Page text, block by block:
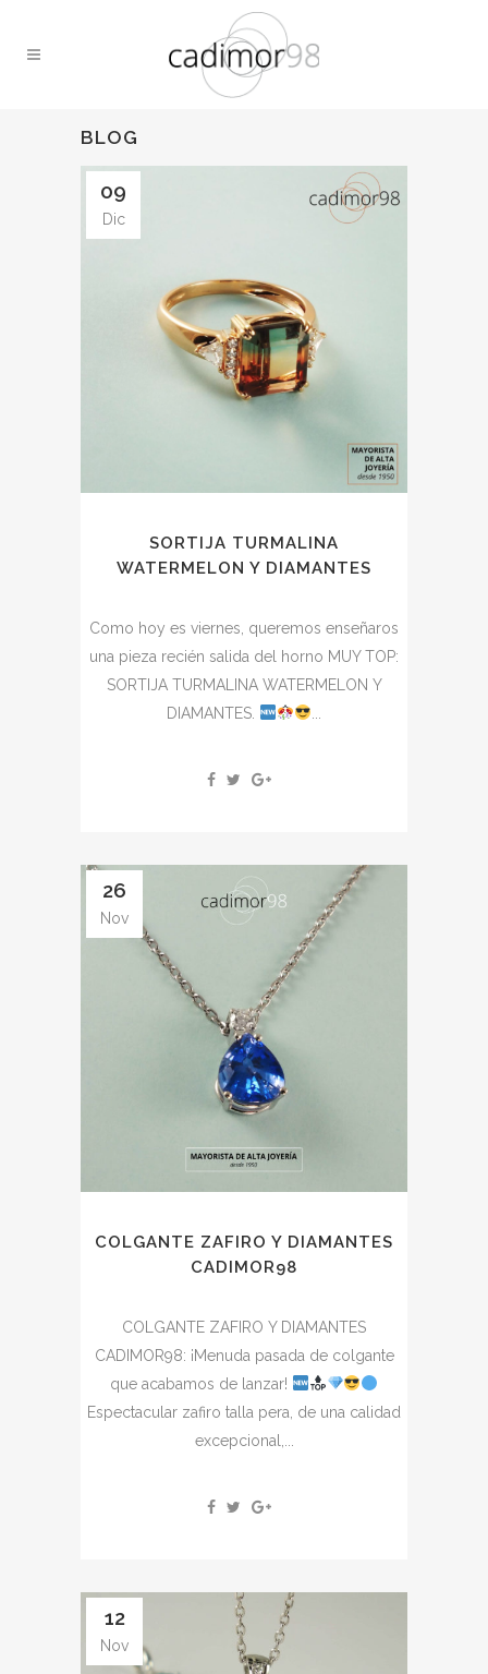
BLOG
09
Dic
SORTIJA TURMALINA
WATERMELON Y DIAMANTES
Como hoy es viernes, queremos enseñaros
una pieza recién salida del horno MUY TOP:
SORTIJA TURMALINA WATERMELON Y
DIAMANTES.
26
Nov
COLGANTE ZAFIRO Y DIAMANTES
CADIMOR98
COLGANTE ZAFIRO Y DIAMANTES
CADIMOR98: ¡Menuda pasada de colgante
que acabamos de lanzar!
Espectacular zafiro talla pera, de una calidad
excepcional,...
12
Nov